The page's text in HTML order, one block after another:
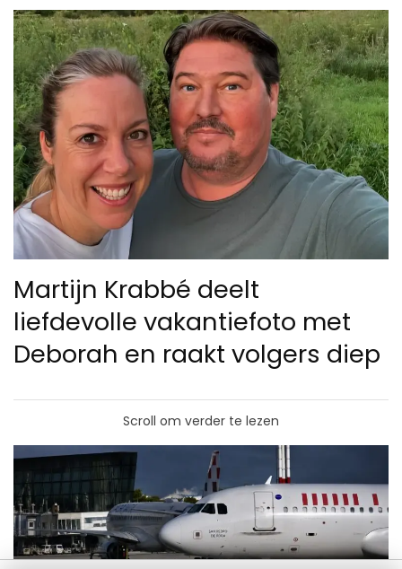
Martijn Krabbé deelt
liefdevolle vakantiefoto met
Deborah en raakt volgers diep
Scroll om verder te lezen